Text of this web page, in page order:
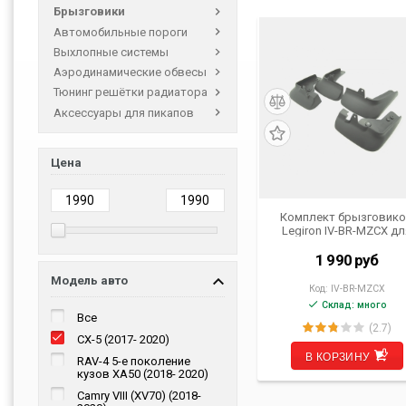
Брызговики
Автомобильные пороги
Выхлопные системы
Аэродинамические обвесы
Тюнинг решётки радиатора
Аксессуары для пикапов
Цена
Модель авто
Все
RAV-4 5-е поколение
кузов XA50 (2018- 2020)
Camry VIII (XV70) (2018-
CX-5 (2017- 2020)
Комплект
Legiron IV-BR-MZCX
1 990 руб
Код: IV-BR-MZCX
Склад: много
(2.7)
В КОРЗИНУ